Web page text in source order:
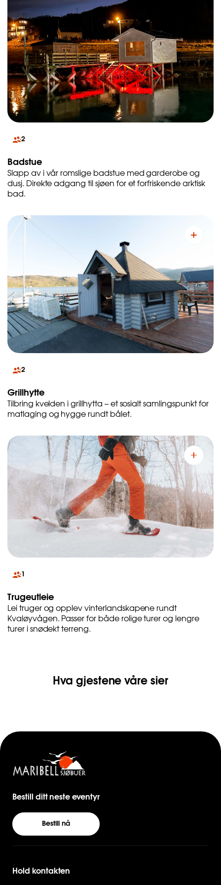
2
Badstue
Slapp av i vår romslige badstue med garderobe og
dusj. Direkte adgang til sjøen for et forfriskende arktisk
bad.
2
Grillhytte
Tilbring kvelden i grillhytta – et sosialt samlingspunkt for
matlaging og hygge rundt bålet.
1
Trugeutleie
Lei truger og opplev vinterlandskapene rundt
Kvaløyvågen. Passer for både rolige turer og lengre
turer i snødekt terreng.
Hva gjestene våre sier
Bestill ditt neste eventyr
Bestill nå
Hold kontakten